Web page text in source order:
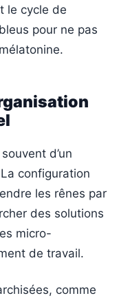
le cycle de
pour ne pas
d’un
configuration
les rênes par
des solutions
micro-
de travail.
comme